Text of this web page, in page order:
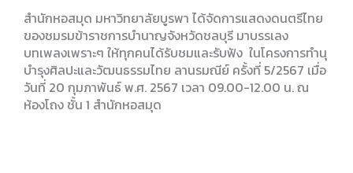
สำนักหอสมุด มหาวิทยาลัยบูรพา ได้จัดการแสดงดนตรีไทย
ของชมรมข้าราชการบำนาญจังหวัดชลบุรี มาบรรเลง
บทเพลงเพราะๆ ให้ทุกคนได้รับชมและรับฟัง ในโครงการทำนุ
บำรุงศิลปะและวัฒนธรรมไทย ลานรมณีย์ ครั้งที่ 5/2567 เมื่อ
วันที่ 20 กุมภาพันธ์ พ.ศ. 2567 เวลา 09.00-12.00 น. ณ
ห้องโถง ชั้น 1 สำนักหอสมุด